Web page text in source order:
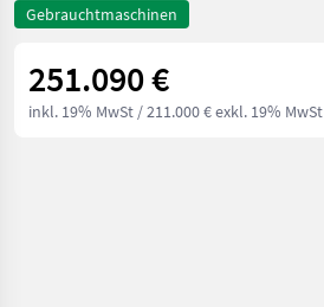
Gebrauchtmaschinen
251.090 €
inkl. 19% MwSt / 211.000 € exkl. 19% MwSt